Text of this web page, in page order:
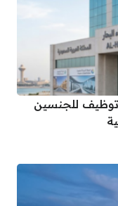
توظيف للجنسين